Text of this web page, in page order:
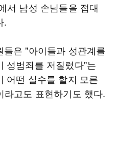
서 남성 손님들을 접대
.
은 "아이들과 성관계를
성범죄를 저질렀다"는
어떤 실수를 할지 모른
고도 표현하기도 했다.